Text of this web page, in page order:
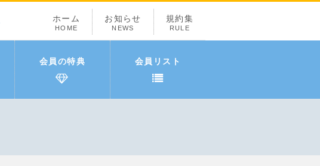
ホーム
HOME
お知らせ
NEWS
規約集
RULE
会員の特典 会員リスト